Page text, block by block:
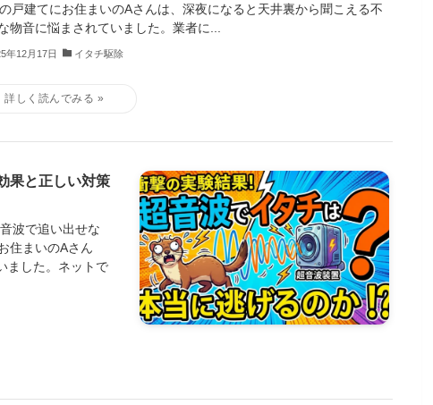
戸建てにお住まいのAさんは、深夜になると天井裏から聞こえる不
物音に悩まされていました。業者に...
年12月17日 イタチ駆除
果と正しい対策
波で追い出せな
住まいのAさん
ました。ネットで